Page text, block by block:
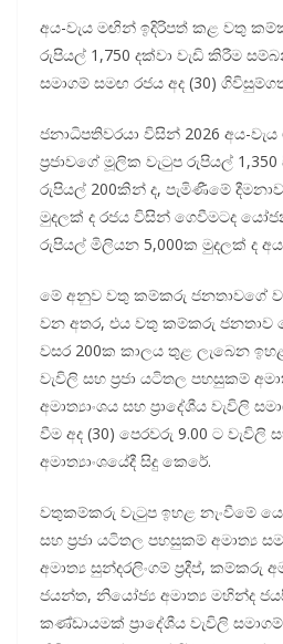
අය-වැය මඟින් ඉදිරිපත් කළ වතු
රුපියල් 1,750 දක්වා වැඩි කිරීම
සමාගම් සමඟ රජය අද (30)
ජනාධිපතිවරයා විසින් 2026 අය-
ප්‍රජාවගේ මූලික වැටුප රුපියල්
රුපියල් 200කින් ද, පැමිණීමේ
මුදලක් ද රජය විසින් ගෙවීමටද
රුපියල් මිලියන 5,000ක මුදලක් ද
මේ අනුව වතු කම්කරු ජනතාවගේ
වන අතර, එය වතු කම්කරු ජනතාව
වසර 200ක කාලය තුළ ලැබෙන
වැවිලි සහ ප්‍රජා යටිතල පහසුකම්
අමාත්‍යාංශය සහ ප්‍රාදේශීය වැවිලි
වීම අද (30) පෙරවරු 9.00 ට වැවිලි
අමාත්‍යාංශයේදී සිදු කෙරේ.
වතුකම්කරු වැටුප ඉහළ නැංවීමේ
සහ ප්‍රජා යටිතල පහසුකම් අමාත්‍ය
අමාත්‍ය සුන්දරලිංගම් ප්‍රදීප්, කම්කරු
ජයන්ත, නියෝජ්‍ය අමාත්‍ය මහින්ද
කණ්ඩායමක් ප්‍රාදේශීය වැවිලි